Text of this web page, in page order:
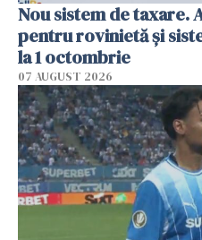
Nou sistem de taxare.
pentru rovinietă şi
la 1 octombrie
07 AUGUST 2026